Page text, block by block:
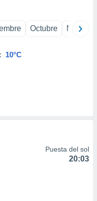
Octubre
10°C
Puesta del sol
20:03